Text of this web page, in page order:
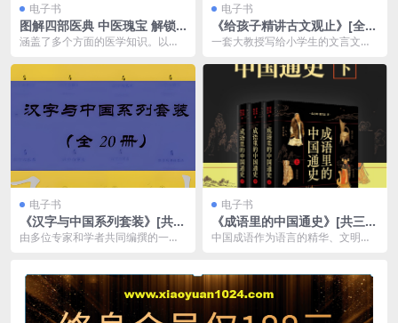
电子书
图解四部医典 中医瑰宝 解锁
传统医学的四大支柱 探索中医
涵盖了多个方面的医学知识。以下
述， 可以帮助读者更好...
电子书
《给孩子精讲古文观止》[全三
册]
一套大教授写给小学生的文言文逐
精研《古文观止》20...
电子书
《汉字与中国系列套装》[共2
0册]
由多位专家和学者共同编撰的一套
电子书
《成语里的中国通史》[共三
册]
中国成语作为语言的精华、文明的